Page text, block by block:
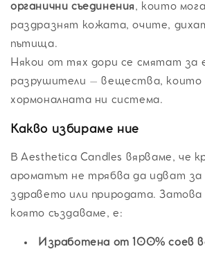
органични съединения, които
раздразнят кожата, очите,
пътища.
Някои от тях дори се смятат за
разрушители – вещества, които
хормоналната ни система.
Какво избираме ние
В Aesthetica Candles вярваме, че
ароматът не трябва да идват за
здравето или природата. Затова
която създаваме, е:
Изработена от 100% соев